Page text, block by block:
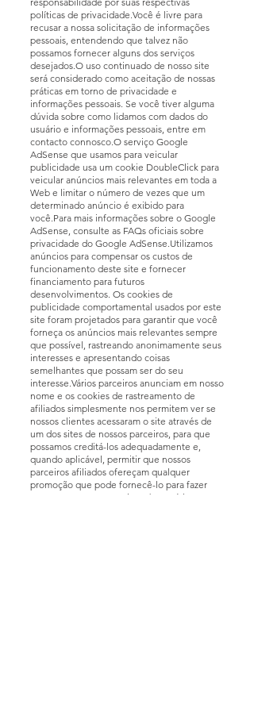
políticas de privacidade.Você é livre para
recusar a nossa solicitação de informações
pessoais, entendendo que talvez não
possamos fornecer alguns dos serviços
desejados.O uso continuado de nosso site
será considerado como aceitação de nossas
práticas em torno de privacidade e
informações pessoais. Se você tiver alguma
dúvida sobre como lidamos com dados do
usuário e informações pessoais, entre em
contacto connosco.O serviço Google
AdSense que usamos para veicular
publicidade usa um cookie DoubleClick para
veicular anúncios mais relevantes em toda a
Web e limitar o número de vezes que um
determinado anúncio é exibido para
você.Para mais informações sobre o Google
AdSense, consulte as FAQs oficiais sobre
privacidade do Google AdSense.Utilizamos
anúncios para compensar os custos de
funcionamento deste site e fornecer
financiamento para futuros
desenvolvimentos. Os cookies de
publicidade comportamental usados ​​por este
site foram projetados para garantir que você
forneça os anúncios mais relevantes sempre
que possível, rastreando anonimamente seus
interesses e apresentando coisas
semelhantes que possam ser do seu
interesse.Vários parceiros anunciam em nosso
nome e os cookies de rastreamento de
afiliados simplesmente nos permitem ver se
nossos clientes acessaram o site através de
um dos sites de nossos parceiros, para que
possamos creditá-los adequadamente e,
quando aplicável, permitir que nossos
parceiros afiliados ofereçam qualquer
promoção que pode fornecê-lo para fazer
uma compra.Compromisso do UsuárioO